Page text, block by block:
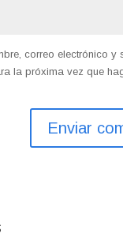
correo electrónico y
la próxima vez que